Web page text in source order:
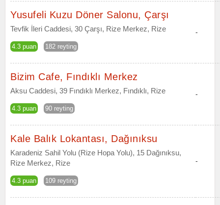
Yusufeli Kuzu Döner Salonu, Çarşı
Tevfik İleri Caddesi, 30 Çarşı, Rize Merkez, Rize
4.3 puan 182 reyting
-
Bizim Cafe, Fındıklı Merkez
Aksu Caddesi, 39 Fındıklı Merkez, Fındıklı, Rize
4.3 puan 90 reyting
-
Kale Balık Lokantası, Dağınıksu
Karadeniz Sahil Yolu (Rize Hopa Yolu), 15 Dağınıksu,
Rize Merkez, Rize
4.3 puan 109 reyting
-